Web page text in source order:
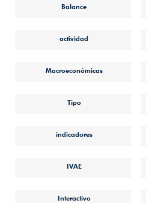
Balance
actividad
Macroeconómicas
Tipo
indicadores
IVAE
Interactivo